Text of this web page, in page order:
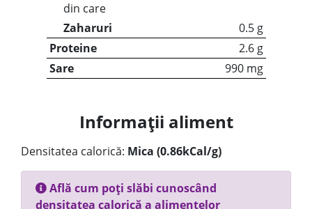
din care
Zaharuri
0.5 g
Proteine
2.6 g
Sare
990 mg
Informații aliment
Densitatea calorică: Mica (0.86kCal/g)
Află cum poți slăbi cunoscând
densitatea calorică a alimentelor